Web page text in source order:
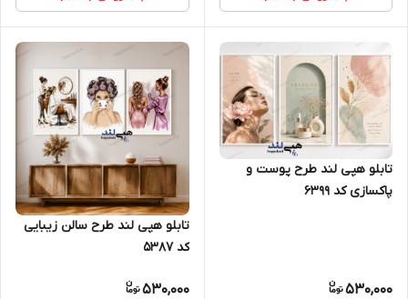
تابلو هپی لند طرح پوست و
پاکسازی کد 6399
530,000
تابلو هپی لند طرح سالن زیبایی
کد 5387
530,000